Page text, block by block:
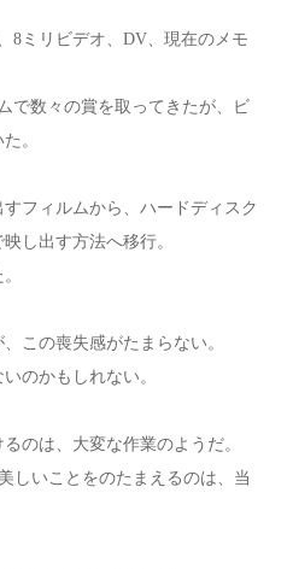
8ミリビデオ、DV、現在のメモ
で数々の賞を取ってきたが、ビ
。
フィルムから、ハードディスク
し出す方法へ移行。
この喪失感がたまらない。
のかもしれない。
のは、大変な作業のようだ。
しいことをのたまえるのは、当